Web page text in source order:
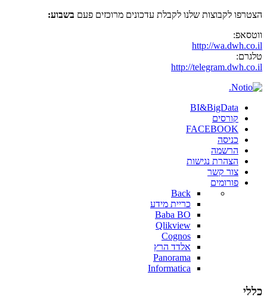
הצטרפו לקבוצות שלנו לקבלת עדכונים מרוכזים פעם בשבוע:
ווטסאפ:
http://wa.dwh.co.il
טלגרם:
http://telegram.dwh.co.il
BI&BigData
קורסים
FACEBOOK
כניסה
הרשמה
הצהרת נגישות
צור קשר
פורומים
Back
כריית מידע
Baba BO
Qlikview
Cognos
אלדד הרץ
Panorama
Informatica
כללי